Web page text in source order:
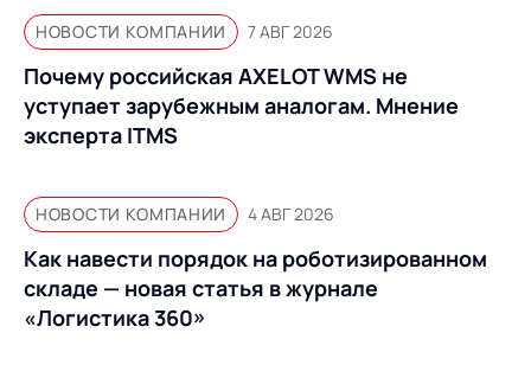
НОВОСТИ КОМПАНИИ 7 АВГ 2026
Почему российская AXELOT WMS не
уступает зарубежным аналогам. Мнение
эксперта ITMS
НОВОСТИ КОМПАНИИ 4 АВГ 2026
Как навести порядок на роботизированном
складе — новая статья в журнале
«Логистика 360»